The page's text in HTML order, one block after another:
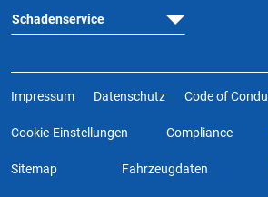
Schadenservice
Impressum Datenschutz Code of
Cookie-Einstellungen Compliance
Sitemap Fahrzeugdaten